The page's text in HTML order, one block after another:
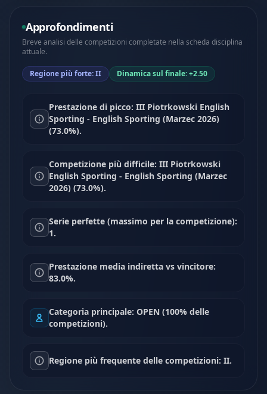
Approfondimenti
Breve analisi delle competizioni completate nella scheda disciplina
attuale.
Regione più forte: II Dinamica sul finale: +2.50
Prestazione di picco: III Piotrkowski English
Sporting - English Sporting (Marzec 2026)
(73.0%).
Competizione più difficile: III Piotrkowski
English Sporting - English Sporting (Marzec
2026) (73.0%).
Serie perfette (massimo per la competizione):
1.
Prestazione media indiretta vs vincitore:
83.0%.
Categoria principale: OPEN (100% delle
competizioni).
Regione più frequente delle competizioni: II.